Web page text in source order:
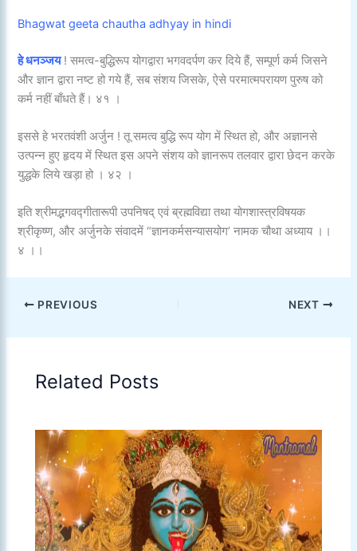
Bhagwat geeta chautha adhyay in hindi
हे धनञ्जय! समत्व-बुद्धिरूप योगद्वारा भगवदर्पण कर दिये हैं, सम्पूर्ण कर्म जिसने
और ज्ञान द्वारा नष्ट हो गये हैं, सब संशय जिसके, ऐसे परमात्मपरायण पुरुष को
कर्म नहीं बाँधते हैं। ४१ ।
इससे हे भरतवंशी अर्जुन ! तू समत्व बुद्धि‌ रूप योग में स्थित हो, और अज्ञानसे
उत्पन्न हुए हृदय में स्थित इस अपने संशय को ज्ञानरूप तलवार द्वारा छेदन करके
युद्धके लिये खड़ा हो । ४२ ।
इति श्रीमद्भगवद्गीतारूपी उपनिषद् एवं ब्रह्मविद्या तथा योगशास्त्रविषयक
श्रीकृष्ण, और अर्जुनके संवादमें “ज्ञानकर्मसन्यासयोग’ नामक चौथा अध्याय ।।
४ ।।
PREVIOUS NEXT
Related Posts